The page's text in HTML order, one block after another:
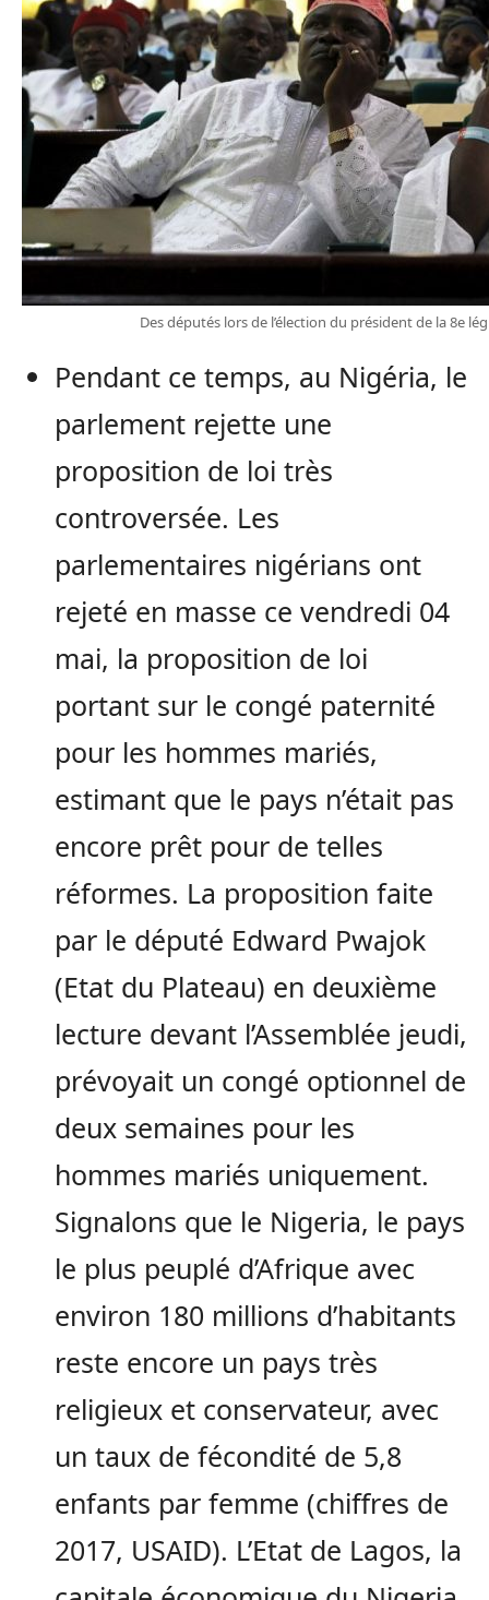
Des députés lors de l’élection du président de la 8e
Pendant ce temps, au Nigéria, le
parlement rejette une
proposition de loi très
controversée. Les
parlementaires nigérians ont
rejeté en masse ce vendredi 04
mai, la proposition de loi
portant sur le congé paternité
pour les hommes mariés,
estimant que le pays n’était pas
encore prêt pour de telles
réformes. La proposition faite
par le député Edward Pwajok
(Etat du Plateau) en deuxième
lecture devant l’Assemblée jeudi,
prévoyait un congé optionnel de
deux semaines pour les
hommes mariés uniquement.
Signalons que le Nigeria, le pays
le plus peuplé d’Afrique avec
environ 180 millions d’habitants
reste encore un pays très
religieux et conservateur, avec
un taux de fécondité de 5,8
enfants par femme (chiffres de
2017, USAID). L’Etat de Lagos, la